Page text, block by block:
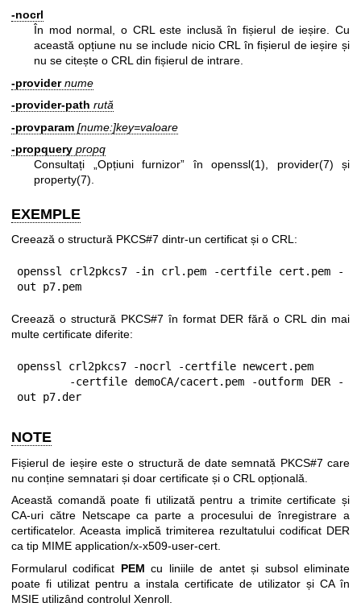
-nocrl
În mod normal, o CRL este inclusă în fișierul de ieșire. Cu
această opțiune nu se include nicio CRL în fișierul de ieșire și
nu se citește o CRL din fișierul de intrare.
-provider nume
-provider-path rută
-provparam [nume:]key=valoare
-propquery propq
Consultați „Opțiuni furnizor” în openssl(1) provider(7) și
property(7)
EXEMPLE
Creează o structură PKCS#7 dintr-un certificat și o CRL:
openssl crl2pkcs7 -in crl.pem -certfile cert.pem -
out p7.pem
Creează o structură PKCS#7 în format DER fără o CRL din mai
multe certificate diferite:
openssl crl2pkcs7 -nocrl -certfile newcert.pem
out p7.der
NOTE
Fișierul de ieșire este o structură de date semnată PKCS#7 care
nu conține semnatari și doar certificate și o CRL opțională.
Această comandă poate fi utilizată pentru a trimite certificate și
CA-uri către Netscape ca parte a procesului de înregistrare a
certificatelor. Aceasta implică trimiterea rezultatului codificat DER
ca tip MIME application/x-x509-user-cert.
Formularul codificat PEM cu liniile de antet și subsol eliminate
poate fi utilizat pentru a instala certificate de utilizator și CA în
MSIE utilizând controlul Xenroll.